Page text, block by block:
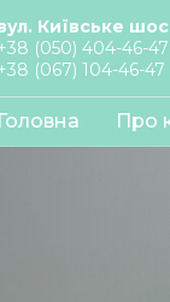
Київське
(050) 404-46-47
(067) 104-46-47
Головна Про